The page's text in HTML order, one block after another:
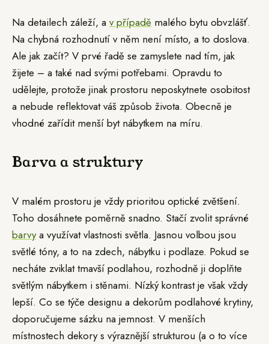
Na detailech záleží, a v případě malého bytu obvzlášť.
Na chybná rozhodnutí v něm není místo, a to doslova.
Ale jak začít? V prvé řadě se zamyslete nad tím, jak
žijete – a také nad svými potřebami. Opravdu to
udělejte, protože jinak prostoru neposkytnete osobitost
a nebude reflektovat váš způsob života. Obecně je
vhodné zařídit menší byt nábytkem na míru.
Barva a struktury
V malém prostoru je vždy prioritou optické zvětšení.
Toho dosáhnete poměrně snadno. Stačí zvolit správné
barvya využívat vlastnosti světla. Jasnou volbou jsou
světlé tóny, a to na zdech, nábytku i podlaze. Pokud se
necháte zviklat tmavší podlahou, rozhodně ji doplňte
světlým nábytkem i stěnami. Nízký kontrast je však vždy
lepší. Co se týče designu a dekorům podlahové krytiny,
doporučujeme sázku na jemnost. V menších
místnostech dekory s výraznější strukturou (a o to více